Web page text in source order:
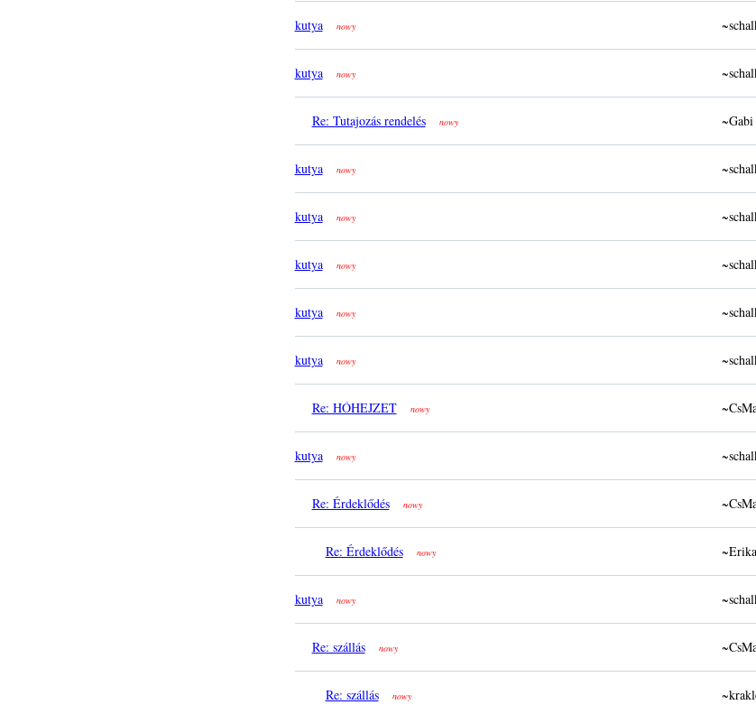
kutya nowy
kutya nowy
Re: Tutajozás rendelés nowy ~Gabi
kutya nowy
kutya nowy
kutya nowy
kutya nowy
kutya nowy
Re: HÓHEJZET nowy
kutya nowy
Re: Érdeklődés nowy
Re: Érdeklődés nowy ~Erika
kutya nowy
Re: szállás nowy
Re: szállás nowy